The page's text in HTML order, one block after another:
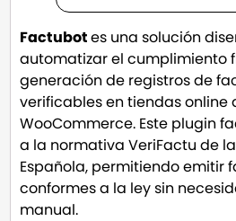
Factubotes una solución
automatizar el cumplimiento
generación de registros de
verificables en tiendas online
WooCommerce. Este plugin
a la normativa VeriFactu de
Española, permitiendo emitir
conformes a la ley sin
manual.